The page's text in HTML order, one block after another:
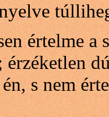
értelme a
s nem